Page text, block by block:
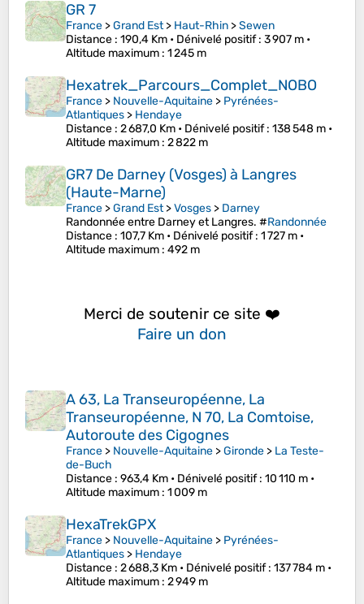
GR 7
France >Grand Est> Haut-Rhin >Sewen
Distance : 190,4 Km • Dénivelé positif: 3 907 m •
Altitude maximum : 1 245 m
Hexatrek_Parcours_Complet_NOBO
France > Nouvelle-Aquitaine > Pyrénées-
Atlantiques > Hendaye
Distance : 2 687,0 Km • Dénivelé positif: 138 548 m •
Altitude maximum : 2 822 m
GR7 De Darney (Vosges) à Langres
(Haute-Marne)
France >Grand Est>Vosges > Darney
Randonnée entre Darney et Langres. #Randonnée
Distance : 107,7 Km • Dénivelé positif: 1 727 m •
Altitude maximum : 492 m
Merci de soutenir ce site ❤️
Faire un don
A 63, La Transeuropéenne, La
Transeuropéenne, N 70, La Comtoise,
Autoroute des Cigognes
France > Nouvelle-Aquitaine >Gironde > La Teste-
de-Buch
Distance : 963,4 Km • Dénivelé positif: 10 110 m •
Altitude maximum : 1 009 m
HexaTrekGPX
France > Nouvelle-Aquitaine > Pyrénées-
Atlantiques > Hendaye
Distance : 2 688,3 Km • Dénivelé positif: 137 784 m •
Altitude maximum : 2 949 m